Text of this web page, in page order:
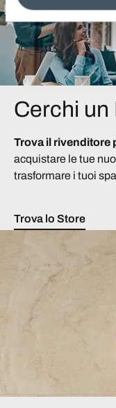
Cerchi un
Trova il rivenditore
acquistare le tue
trasformare i tuoi
Trova lo Store